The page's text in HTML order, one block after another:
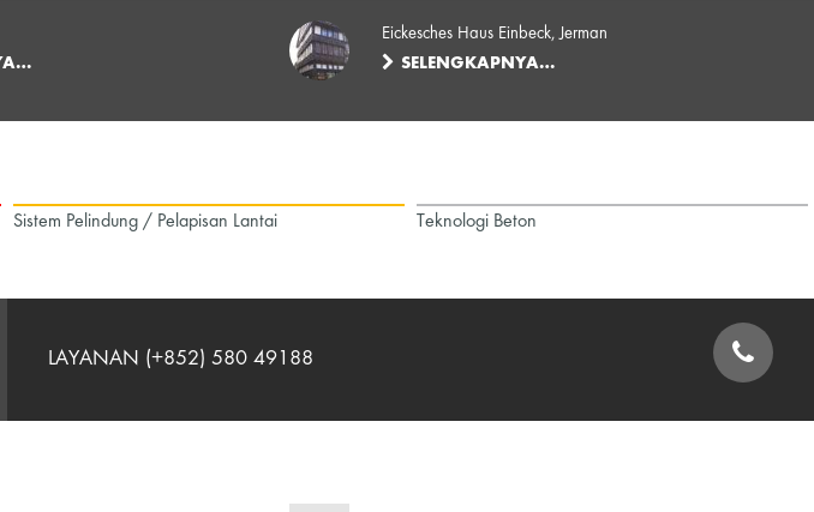
Eickesches Haus Einbeck, Jerman
SELENGKAPNYA…
Sistem Pelindung / Pelapisan Lantai Teknologi Beton
LAYANAN (+852) 580 49188